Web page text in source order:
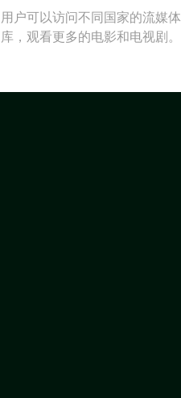
用户可以访问不同国家的流媒体
库，观看更多的电影和电视剧。